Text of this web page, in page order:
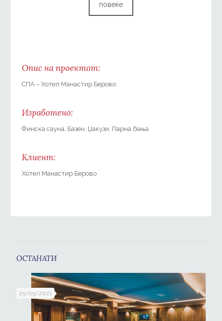
повеќе
Опис на проектот:
СПА – Хотел Манастир Берово
Изработено:
Финска сауна, Базен, Џакузи, Парна бања
Клиент:
Хотел Манастир Берово
ОСТАНАТИ
25/05/2021